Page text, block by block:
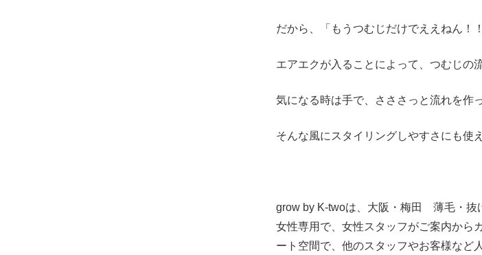
だから、「もうつむじだけでええねん！
エアエクが入ることによって、つむじの
気になる時は手で、さささっと流れを作
そんな風にスタイリングしやすさにも使
grow by K-twoは、大阪・梅田 薄毛・抜
女性専用で、女性スタッフがご案内から
ート空間で、他のスタッフやお客様など